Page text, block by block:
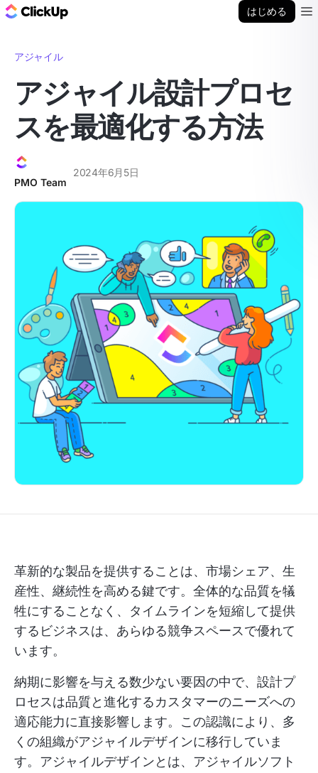
はじめる
アジャイル
アジャイル設計プロセ
スを最適化する方法
PMO Team
2024年6月5日
革新的な製品を提供することは、市場シェア、生
産性、継続性を高める鍵です。全体的な品質を犠
牲にすることなく、タイムラインを短縮して提供
するビジネスは、あらゆる競争スペースで優れて
います。
納期に影響を与える数少ない要因の中で、設計プ
ロセスは品質と進化するカスタマーのニーズへの
適応能力に直接影響します。この認識により、多
くの組織がアジャイルデザインに移行していま
す。アジャイルデザインとは、アジャイルソフト